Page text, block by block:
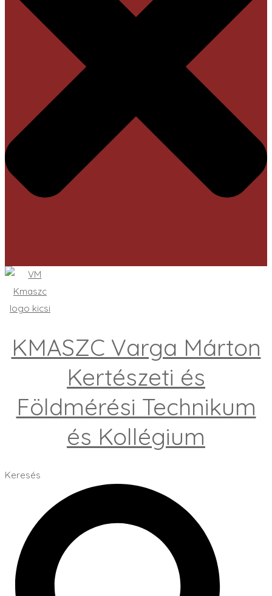
KMASZC Varga Márton
Kertészeti és
Földmérési Technikum
és Kollégium
Keresés